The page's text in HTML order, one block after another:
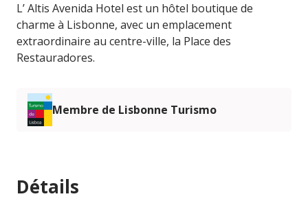
L’ Altis Avenida Hotel est un hôtel boutique de
charme à Lisbonne, avec un emplacement
extraordinaire au centre-ville, la Place des
Restauradores.
Membre de Lisbonne Turismo
Détails